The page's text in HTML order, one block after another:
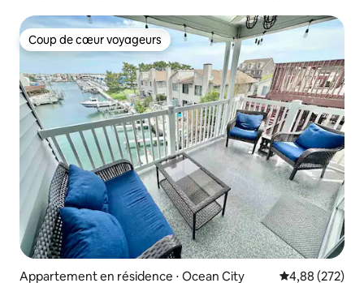
Coup de cœur voyageurs
Coup de cœur voyageurs
Appartement en résidence ⋅ Ocean City Évaluation
4,88 (272)